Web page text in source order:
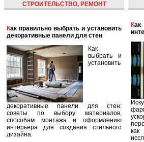
СТРОИТЕЛЬСТВО, РЕМОНТ
Как правильно выбрать и установить
декоративные панели для стен
Как
выбрать и
установить
декоративные панели для стен:
советы по выбору материалов,
способам монтажа и оформлению
интерьера для создания стильного
дизайна.
Как работает искусственный
как